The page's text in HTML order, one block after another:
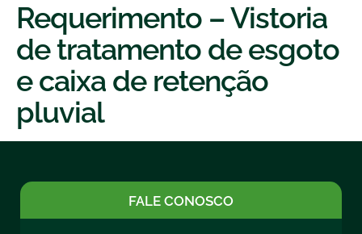
Requerimento – Vistoria
de tratamento de esgoto
e caixa de retenção
pluvial
FALE CONOSCO